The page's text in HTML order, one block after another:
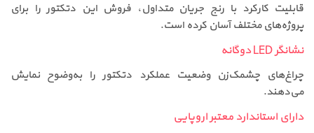
قابلیت کارکرد با رنج جریان متداول، فروش این دتکتور را برای
پروژه‌های مختلف آسان کرده است.
نشانگر LED دوگانه
چراغ‌های چشمک‌زن وضعیت عملکرد دتکتور را به‌وضوح نمایش
می‌دهند.
دارای استاندارد معتبر اروپایی